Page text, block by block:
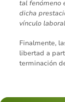
tal fenómeno
dicha
vínculo
Finalmente,
libertad a
terminación